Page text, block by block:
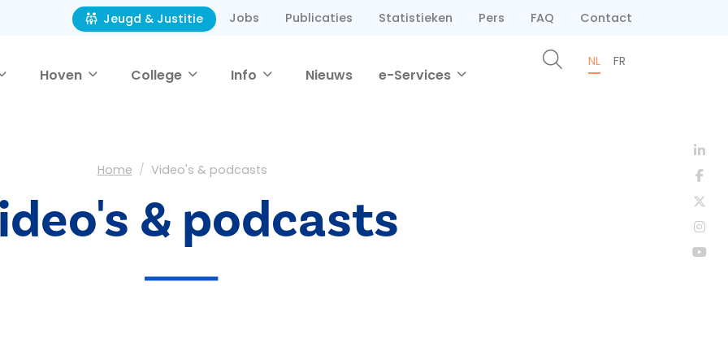
Jeugd & Justitie Jobs Publicaties Statistieken Pers FAQ Contact
Hoven College Info Nieuws e-Services
NL FR
Home Video's & podcasts
& podcasts